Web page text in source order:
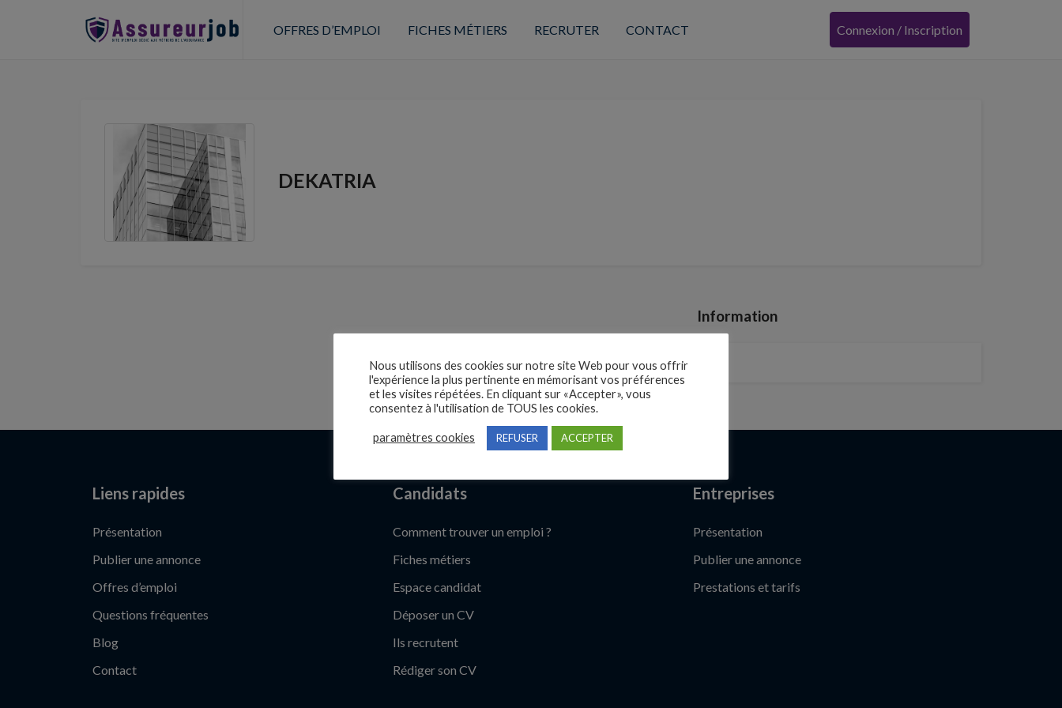
OFFRES D’EMPLOI FICHES MÉTIERS RECRUTER CONTACT Connexion / Inscription
DEKATRIA
Information
Liens rapides
Présentation
Publier une annonce
Offres d’emploi
Questions fréquentes
Blog
Contact
Candidats
Comment trouver un emploi ?
Fiches métiers
Espace candidat
Déposer un CV
Ils recrutent
Rédiger son CV
Entreprises
Présentation
Publier une annonce
Prestations et tarifs
Nous utilisons des cookies sur notre site Web pour vous offrir
l'expérience la plus pertinente en mémorisant vos préférences
et les visites répétées. En cliquant sur «Accepter», vous
consentez à l'utilisation de TOUS les cookies.
paramètres cookies REFUSER ACCEPTER